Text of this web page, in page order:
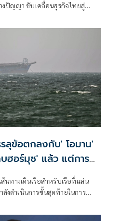
ปัญญา ขับเคลื่อนธุรกิจไทยสู่
จัยไทย
ลุข้อตกลงกับ' โอมาน'
ฮอร์มุซ' แล้ว แต่การ
นทางเดินเรือสำหรับเรือที่แล่น
งดำเนินการขั้นสุดท้ายในการ
าเหตุการณ์ด้านความมั่นคงล่าสุด